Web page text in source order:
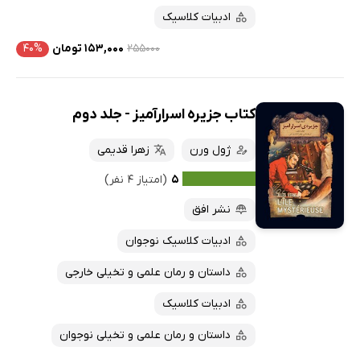
ادبیات کلاسیک
۲۵۵۰۰۰ ۱۵۳,۰۰۰ تومان ۴۰%
کتاب جزیره اسرارآمیز - جلد دوم
ژول ورن
زهرا قدیمی
۵ (امتیاز ۴ نفر)
نشر افق
ادبیات کلاسیک نوجوان
داستان و رمان علمی و تخیلی خارجی
ادبیات کلاسیک
داستان و رمان علمی و تخیلی نوجوان